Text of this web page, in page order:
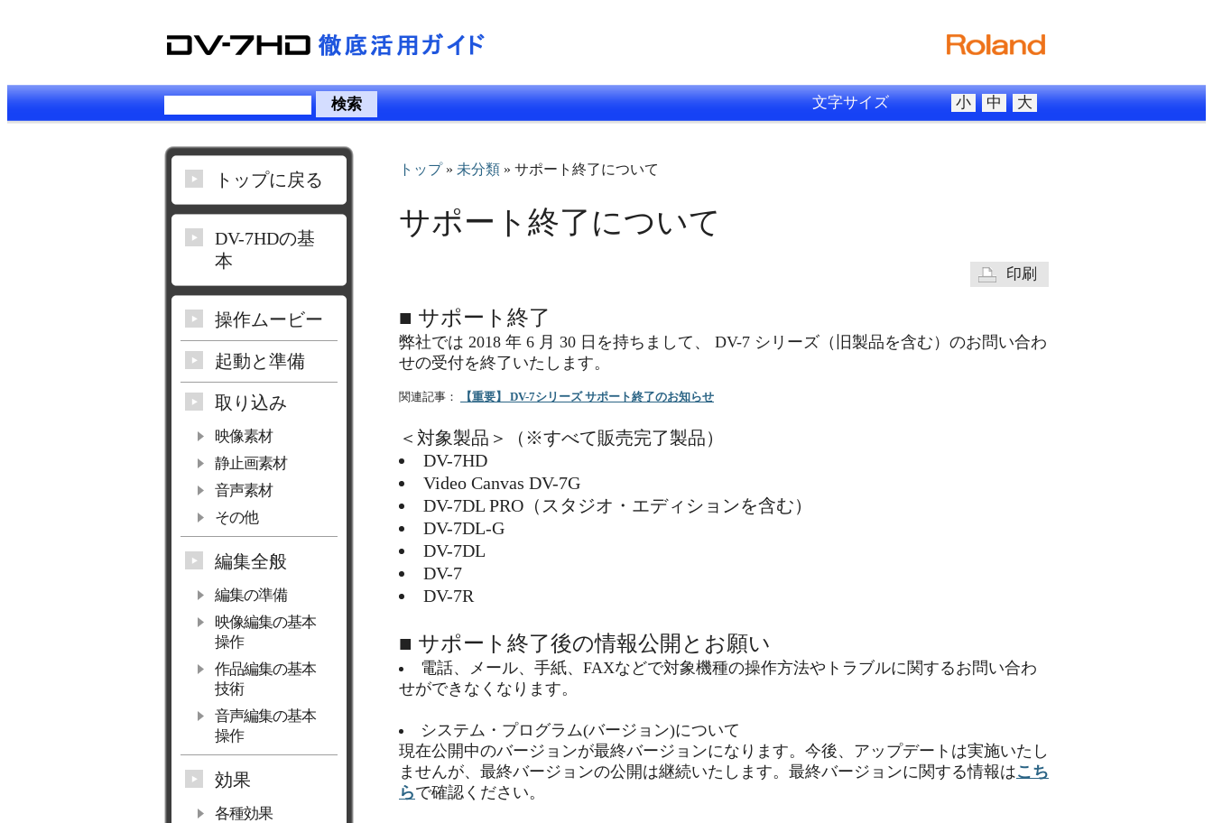
文字サイズ 小 中 大
トップ» 未分類 » サポート終了について
サポート終了について
印刷
■ サポート終了
弊社では 2018 年 6 月 30 日を持ちまして、 DV-7 シリーズ（旧製品を含む）のお問い合わ
せの受付を終了いたします。
関連記事： 【重要】 DV-7シリーズ サポート終了のお知らせ
＜対象製品＞（※すべて販売完了製品）
DV-7HD
Video Canvas DV-7G
DV-7DL PRO（スタジオ・エディションを含む）
DV-7DL-G
DV-7DL
DV-7
DV-7R
■ サポート終了後の情報公開とお願い
電話、メール、手紙、FAXなどで対象機種の操作方法やトラブルに関するお問い合わ
せができなくなります。
システム・プログラム(バージョン)について
現在公開中のバージョンが最終バージョンになります。今後、アップデートは実施いたし
ませんが、最終バージョンの公開は継続いたします。最終バージョンに関する情報はこち
らで確認ください。
トップに戻る
DV-7HDの基
本
操作ムービー
起動と準備
取り込み
映像素材
静止画素材
音声素材
その他
編集全般
編集の準備
映像編集の基本
操作
作品編集の基本
技術
音声編集の基本
操作
効果
各種効果